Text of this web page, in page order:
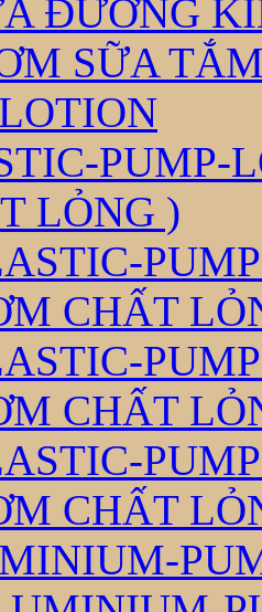
ĐƯỜNG
SỮA
PUMP-
LỎNG )
CHẤT
CHẤT
CHẤT